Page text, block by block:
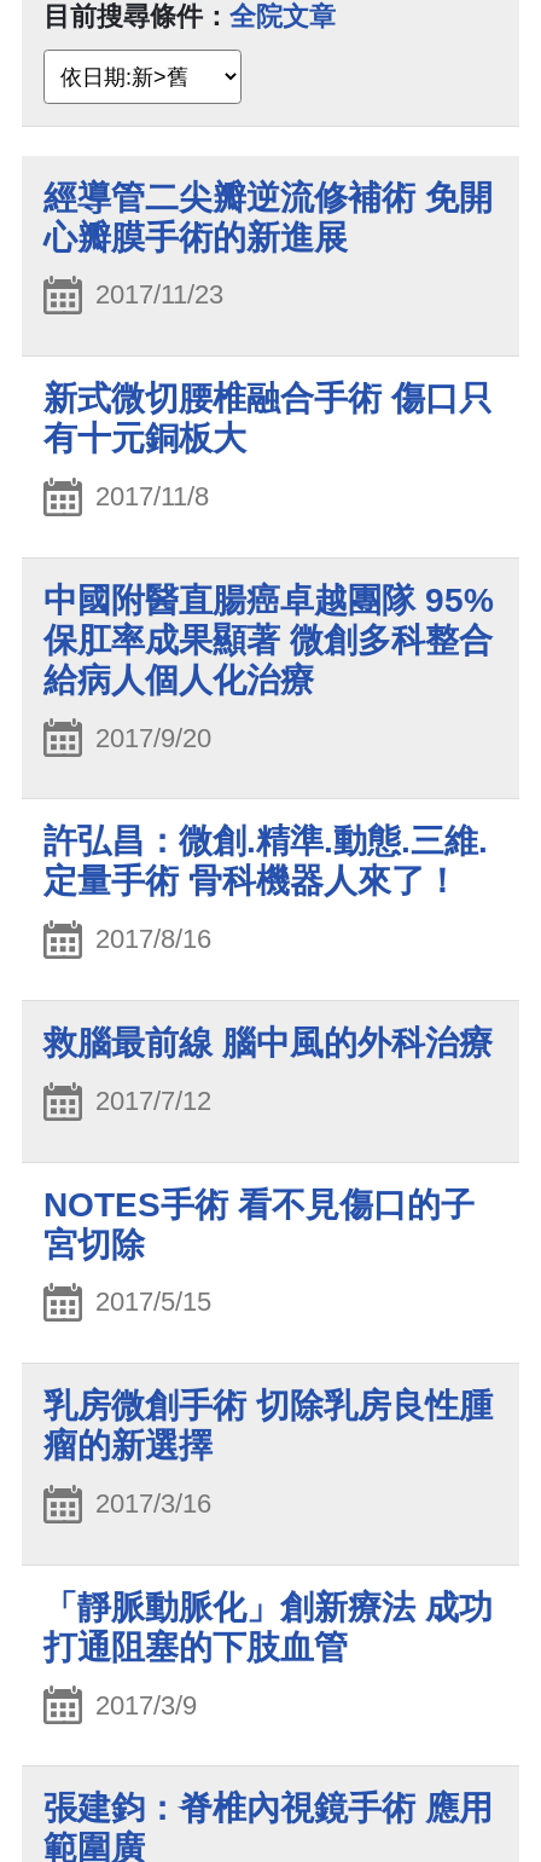
目前搜尋條件： 全院文章
經導管二尖瓣逆流修補術 免開
心瓣膜手術的新進展
2017/11/23
新式微切腰椎融合手術 傷口只
有十元銅板大
2017/11/8
中國附醫直腸癌卓越團隊 95%
保肛率成果顯著 微創多科整合
給病人個人化治療
2017/9/20
許弘昌：微創.精準.動態.三維.
定量手術 骨科機器人來了！
2017/8/16
救腦最前線 腦中風的外科治療
2017/7/12
NOTES手術 看不見傷口的子
宮切除
2017/5/15
乳房微創手術 切除乳房良性腫
瘤的新選擇
2017/3/16
「靜脈動脈化」創新療法 成功
打通阻塞的下肢血管
2017/3/9
張建鈞：脊椎內視鏡手術 應用
範圍廣